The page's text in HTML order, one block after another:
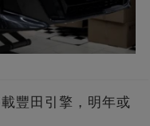
豐田引擎，明年或